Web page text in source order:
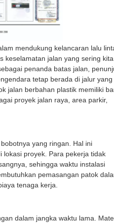
mendukung kelancaran lalu
keselamatan jalan yang sering kita
penanda batas jalan,
tetap berada di jalur yang
jalan berbahan plastik memiliki
proyek jalan raya, area parkir,
yang ringan. Hal ini
lokasi proyek. Para pekerja tidak
sehingga waktu instalasi
pemasangan patok
tenaga kerja.
dalam jangka waktu lama.